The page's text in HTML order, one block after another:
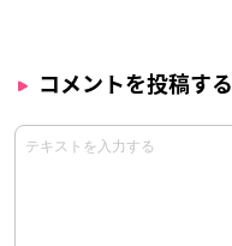
コメントを投稿する